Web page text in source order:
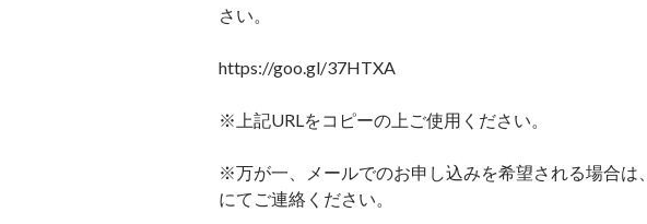
さい。
https://goo.gl/37HTXA
※上記URLをコピーの上ご使用ください。
※万が一、メールでのお申し込みを希望される場合は
にてご連絡ください。